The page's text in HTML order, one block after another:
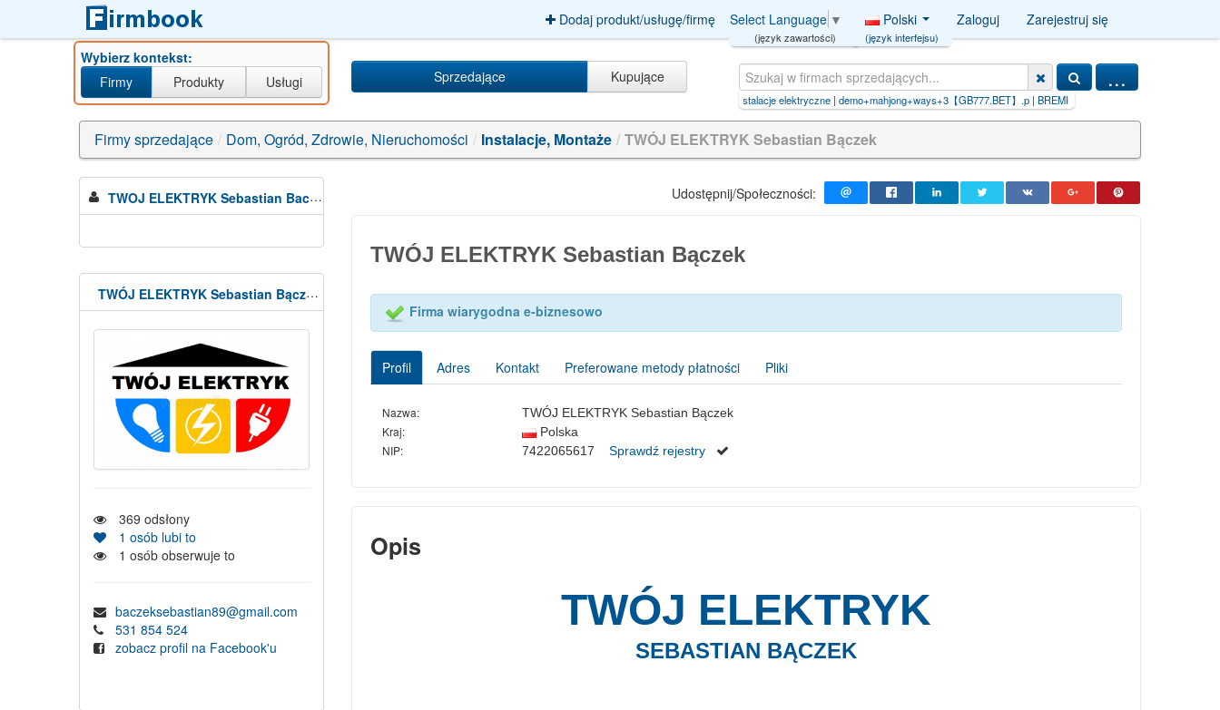
Dodaj produkt/usługę/firmę Select Language ▼
(język zawartości)
Polski
(język interfejsu)
Zaloguj Zarejestruj się
Wybierz kontekst:
Firmy
Produkty Usługi Sprzedające Kupujące ...
demo+mahjong+ways+3【GB777.BET】.p|BREMI| situs+slot+yg+lagi+gacor【GB999.B
Firmy sprzedające / Dom, Ogród, Zdrowie, Nieruchomości / Instalacje, Montaże / TWÓJ ELEKTRYK Sebastian Bączek
TWOJ ELEKTRYK Sebastian Baczek
TWÓJ ELEKTRYK Sebastian Bączek
369 odsłony
1 osób lubi to
1 osób obserwuje to
baczeksebastian89@gmail.com
531 854 524
zobacz profil na Facebook'u
Udostępnij/Społeczności:
TWÓJ ELEKTRYK Sebastian Bączek
Firma wiarygodna e-biznesowo
Profil Adres Kontakt Preferowane metody płatności Pliki
Nazwa: TWÓJ ELEKTRYK Sebastian Bączek
Kraj: Polska
NIP: 7422065617 Sprawdź rejestry
Opis
TWÓJ ELEKTRYK
SEBASTIAN BĄCZEK